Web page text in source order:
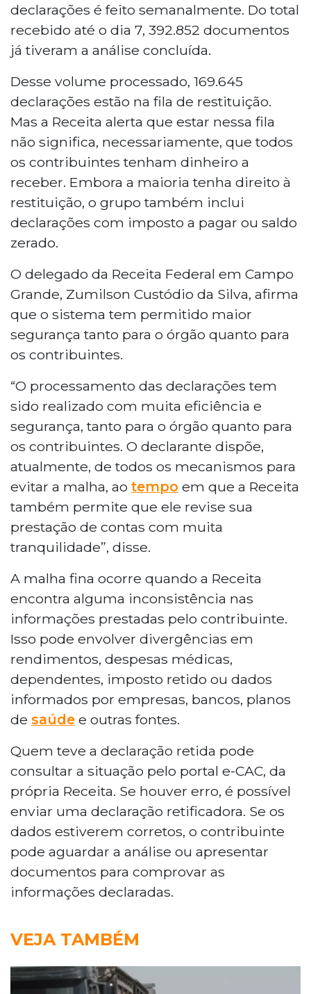
declarações é feito semanalmente. Do total
recebido até o dia 7, 392.852 documentos
já tiveram a análise concluída.
Desse volume processado, 169.645
declarações estão na fila de restituição.
Mas a Receita alerta que estar nessa fila
não significa, necessariamente, que todos
os contribuintes tenham dinheiro a
receber. Embora a maioria tenha direito à
restituição, o grupo também inclui
declarações com imposto a pagar ou saldo
zerado.
O delegado da Receita Federal em Campo
Grande, Zumilson Custódio da Silva, afirma
que o sistema tem permitido maior
segurança tanto para o órgão quanto para
os contribuintes.
“O processamento das declarações tem
sido realizado com muita eficiência e
segurança, tanto para o órgão quanto para
os contribuintes. O declarante dispõe,
atualmente, de todos os mecanismos para
evitar a malha, ao tempo em que a Receita
também permite que ele revise sua
prestação de contas com muita
tranquilidade”, disse.
A malha fina ocorre quando a Receita
encontra alguma inconsistência nas
informações prestadas pelo contribuinte.
Isso pode envolver divergências em
rendimentos, despesas médicas,
dependentes, imposto retido ou dados
informados por empresas, bancos, planos
de saúde e outras fontes.
Quem teve a declaração retida pode
consultar a situação pelo portal e-CAC, da
própria Receita. Se houver erro, é possível
enviar uma declaração retificadora. Se os
dados estiverem corretos, o contribuinte
pode aguardar a análise ou apresentar
documentos para comprovar as
informações declaradas.
VEJA TAMBÉM